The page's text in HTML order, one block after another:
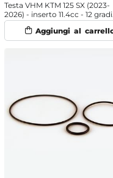
Testa VHM KTM 125 SX (2023-
2026) - inserto 11.4cc - 12 gradi
standard